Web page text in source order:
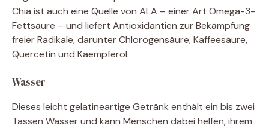
Chia ist auch eine Quelle von ALA – einer Art Omega-3-
Fettsäure – und liefert Antioxidantien zur Bekämpfung
freier Radikale, darunter Chlorogensäure, Kaffeesäure,
Quercetin und Kaempferol.
Wasser
Dieses leicht gelatineartige Getränk enthält ein bis zwei
Tassen Wasser und kann Menschen dabei helfen, ihrem